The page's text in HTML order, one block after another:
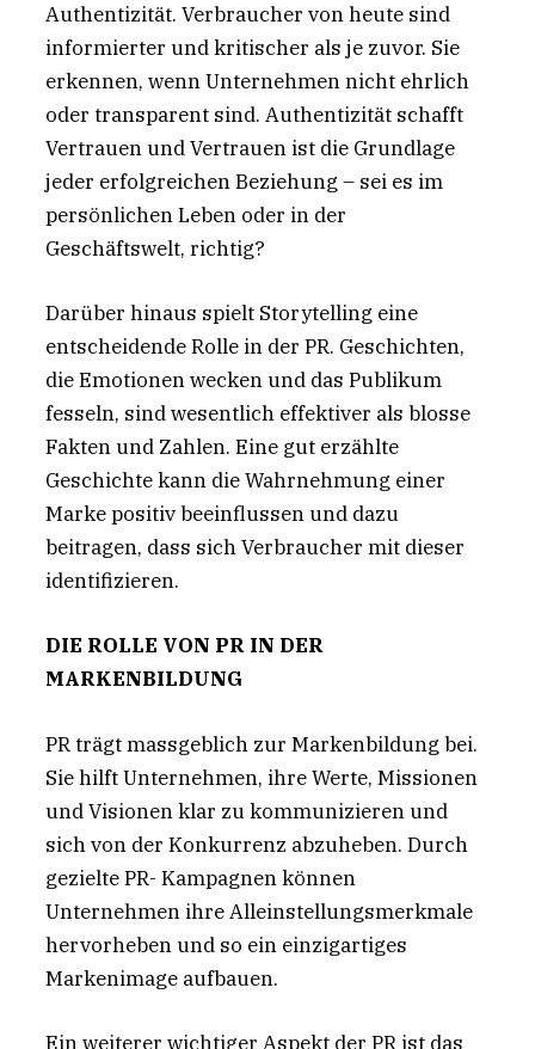
Authentizität. Verbraucher von heute sind
informierter und kritischer als je zuvor. Sie
erkennen, wenn Unternehmen nicht ehrlich
oder transparent sind. Authentizität schafft
Vertrauen und Vertrauen ist die Grundlage
jeder erfolgreichen Beziehung – sei es im
persönlichen Leben oder in der
Geschäftswelt, richtig?
Darüber hinaus spielt Storytelling eine
entscheidende Rolle in der PR. Geschichten,
die Emotionen wecken und das Publikum
fesseln, sind wesentlich effektiver als blosse
Fakten und Zahlen. Eine gut erzählte
Geschichte kann die Wahrnehmung einer
Marke positiv beeinflussen und dazu
beitragen, dass sich Verbraucher mit dieser
identifizieren.
DIE ROLLE VON PR IN DER
MARKENBILDUNG
PR trägt massgeblich zur Markenbildung bei.
Sie hilft Unternehmen, ihre Werte, Missionen
und Visionen klar zu kommunizieren und
sich von der Konkurrenz abzuheben. Durch
gezielte PR- Kampagnen können
Unternehmen ihre Alleinstellungsmerkmale
hervorheben und so ein einzigartiges
Markenimage aufbauen.
Ein weiterer wichtiger Aspekt der PR ist das